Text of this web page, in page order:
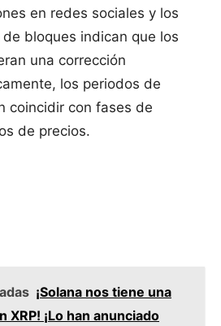
en redes sociales y los
bloques indican que los
una corrección
los periodos de
coincidir con fases de
de precios.
¡Solana nos tiene una
XRP! ¡Lo han anunciado